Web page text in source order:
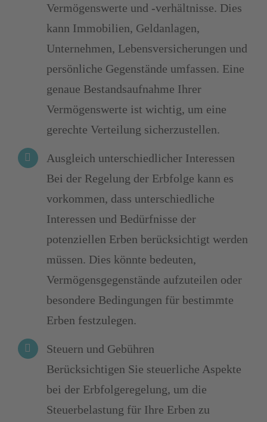
Vermögenswerte und -verhältnisse. Dies
kann Immobilien, Geldanlagen,
Unternehmen, Lebensversicherungen und
persönliche Gegenstände umfassen. Eine
genaue Bestandsaufnahme Ihrer
Vermögenswerte ist wichtig, um eine
gerechte Verteilung sicherzustellen.
Ausgleich unterschiedlicher Interessen
Bei der Regelung der Erbfolge kann es
vorkommen, dass unterschiedliche
Interessen und Bedürfnisse der
potenziellen Erben berücksichtigt werden
müssen. Dies könnte bedeuten,
Vermögensgegenstände aufzuteilen oder
besondere Bedingungen für bestimmte
Erben festzulegen.
Steuern und Gebühren
Berücksichtigen Sie steuerliche Aspekte
bei der Erbfolgeregelung, um die
Steuerbelastung für Ihre Erben zu